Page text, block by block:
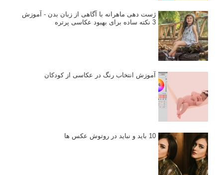
ژست دهی ماهرانه با آگاهی از زبان بدن - آموزش
3 نکته ساده برای بهبود عکاسی پرتره
آموزش انتخاب رنگ در عکاسی از کودکان
10 باید و نباید در روتوش عکس ها